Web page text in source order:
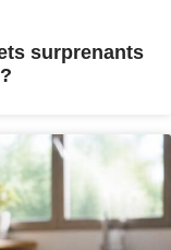
surprenants